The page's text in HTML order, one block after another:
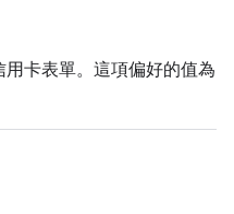
卡表單。這項偏好的值為